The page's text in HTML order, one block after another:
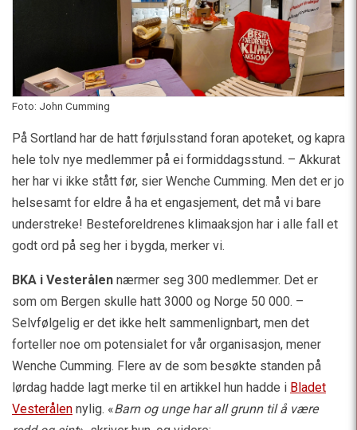
Foto: John Cumming
På Sortland har de hatt førjulsstand foran apoteket, og kapra
hele tolv nye medlemmer på ei formiddagsstund. – Akkurat
her har vi ikke stått før, sier Wenche Cumming. Men det er jo
helsesamt for eldre å ha et engasjement, det må vi bare
understreke! Besteforeldrenes klimaaksjon har i alle fall et
godt ord på seg her i bygda, merker vi.
BKA i Vesterålen nærmer seg 300 medlemmer. Det er
som om Bergen skulle hatt 3000 og Norge 50 000. –
Selvfølgelig er det ikke helt sammenlignbart, men det
forteller noe om potensialet for vår organisasjon, mener
Wenche Cumming. Flere av de som besøkte standen på
lørdag hadde lagt merke til en artikkel hun hadde i Bladet
Vesterålen nylig. «Barn og unge har all grunn til å være